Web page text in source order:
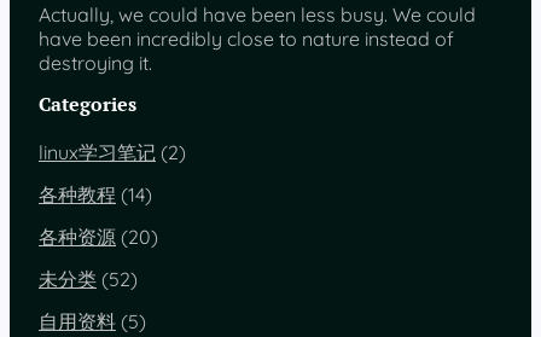
Actually, we could have been less busy. We could
have been incredibly close to nature instead of
destroying it.
Categories
linux学习笔记 (2)
各种教程 (14)
各种资源 (20)
未分类 (52)
自用资料 (5)